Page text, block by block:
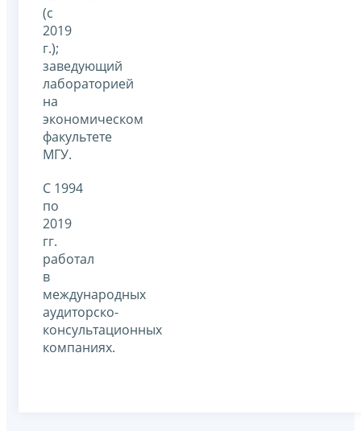
(с
2019
г.);
заведующий
лабораторией
на
экономическом
факультете
МГУ.
С 1994
по
2019
гг.
работал
в
международных
аудиторско-
консультационных
компаниях.